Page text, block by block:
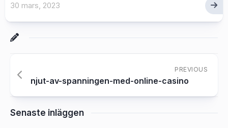
30 mars, 2023
PREVIOUS
njut-av-spanningen-med-online-casino
Senaste inläggen